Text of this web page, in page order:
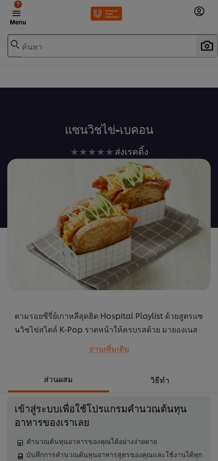
Menu
?
ค้นหา
แซนวิชไข่-เบคอน
ไม่มี
การ
ให้
คะแนน
สำหรับ
recipe
นี้
ส่งเรตติ้ง
ตามรอยซีรี่ย์เกาหลีสุดฮิต Hospital Playlist ด้วยสูตรแซ
นวิชไข่สไตล์ K-Pop ราดหน้าให้ครบรสด้วย มายองเนส
อ่านเพิ่มเติม
ส่วนผสม วิธีทำ
เข้าสู่ระบบเพื่อใช้โปรแกรมคำนวณต้นทุน
อาหารของเราเลย
คำนวณต้นทุนอาหารของคุณได้อย่างง่ายดาย
บันทึกการคำนวณต้นทุนอาหารสูตรของคุณและใช้งานได้ทุก